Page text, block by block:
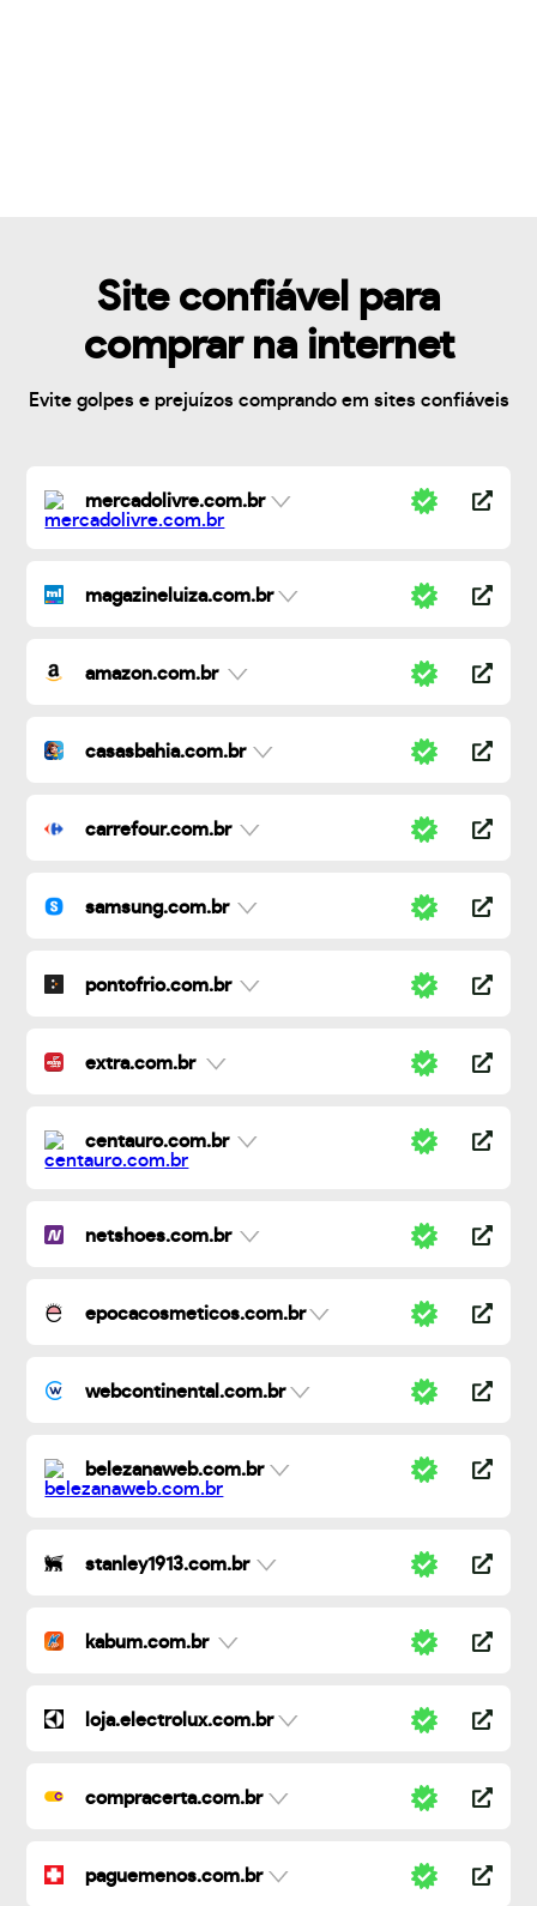
Site confiável para
comprar na internet
Evite golpes e prejuízos comprando em sites confiáveis
mercadolivre.com.br
magazineluiza.com.br
amazon.com.br
casasbahia.com.br
carrefour.com.br
samsung.com.br
pontofrio.com.br
extra.com.br
centauro.com.br
netshoes.com.br
epocacosmeticos.com.br
webcontinental.com.br
belezanaweb.com.br
stanley1913.com.br
kabum.com.br
loja.electrolux.com.br
compracerta.com.br
paguemenos.com.br